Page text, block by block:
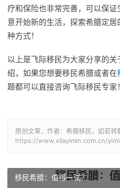
疗和保险也非常完善，可以保
意开始新的生活，探索希腊定
种方式！
以上是飞际移民为大家分享的
绍，如果您想要移民希腊或者在
题都可以直接咨询飞际移民专家！
原创文章，作者：希腊移民，如若转
https://www.xilayimin.com.cn/
移民希腊：值得一试？